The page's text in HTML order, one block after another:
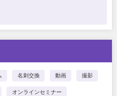
名刺交換 動画 撮影
オンラインセミナー